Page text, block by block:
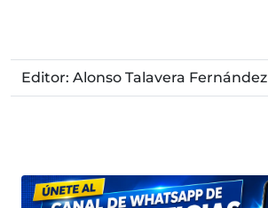
Editor: Alonso Talavera Fernández